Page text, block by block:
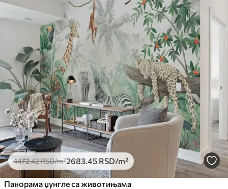
4472.42RSD/m²2683 .45 RSD/m²
Панорама џунгле са животињама